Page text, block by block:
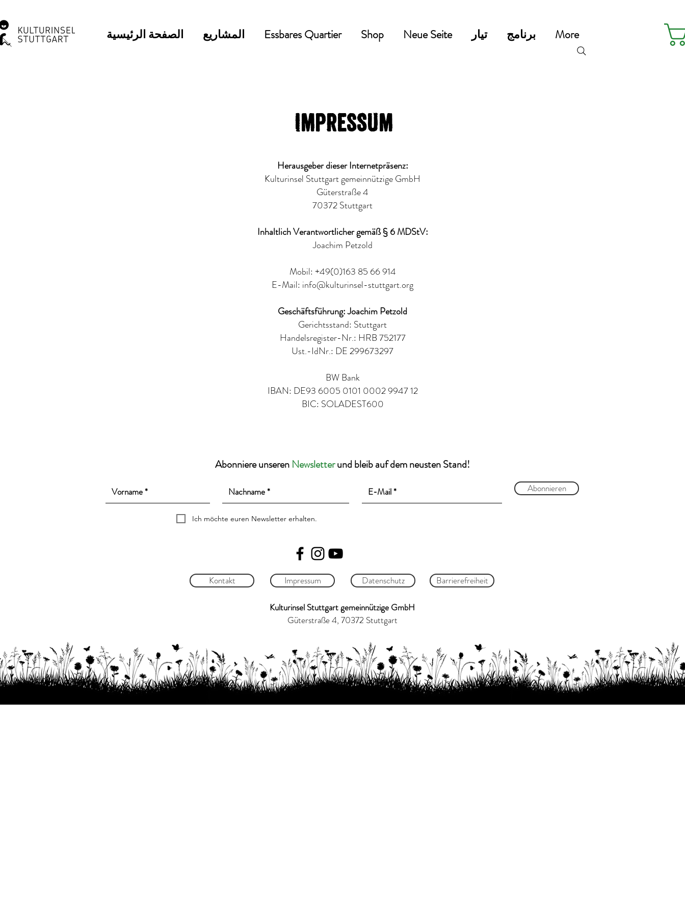
الصفحة الرئيسية المشاريع Essbares Quartier Shop Neue Seite تيار برنامج More
Impressum
Herausgeber dieser Internetpräsenz:
Kulturinsel Stuttgart gemeinnützige GmbH
Güterstraße 4
70372 Stuttgart
Inhaltlich Verantwortlicher gemäß § 6 MDStV:
Joachim Petzold
Mobil: +49(0)163 85 66 914
E-Mail: info@kulturinsel-stuttgart.org
Geschäftsführung: Joachim Petzold
Gerichtsstand: Stuttgart
Handelsregister-Nr.: HRB 752177
Ust.-IdNr.: DE 299673297
BW Bank
IBAN: DE93 6005 0101 0002 9947 12
BIC: SOLADEST600
Abonniere unseren Newsletterund bleib auf dem neusten Stand!
Abonnieren
Ich möchte euren Newsletter erhalten.
Kontakt Impressum Datenschutz Barrierefreiheit
Kulturinsel Stuttgart gemeinnützige GmbH
Güterstraße 4, 70372 Stuttgart